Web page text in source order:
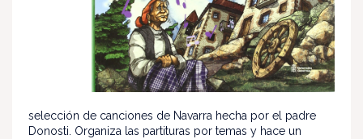
selección de canciones de Navarra hecha por el padre
Donosti. Organiza las partituras por temas y hace un